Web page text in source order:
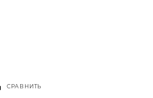
СРАВНИТЬ